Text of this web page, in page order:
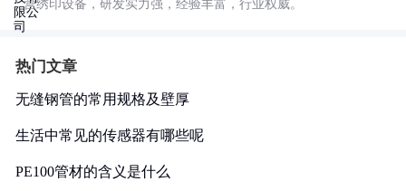
营绣印设备，研发实力强，经验丰富，行业权威。
热门文章
无缝钢管的常用规格及壁厚
生活中常见的传感器有哪些呢
PE100管材的含义是什么